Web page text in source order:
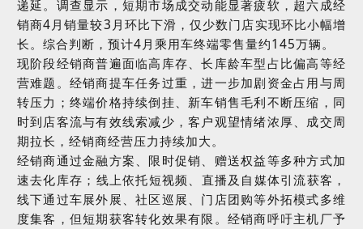
递延。调查显示，短期市场成交动能显著疲软，超六成经
销商4月销量较3月环比下滑，仅少数门店实现环比小幅增
长。综合判断，预计4月乘用车终端零售量约145万辆。
现阶段经销商普遍面临高库存、长库龄车型占比偏高等经
营难题。经销商提车任务过重，进一步加剧资金占用与周
转压力；终端价格持续倒挂、新车销售毛利不断压缩，同
时到店客流与有效线索减少，客户观望情绪浓厚、成交周
期拉长，经销商经营压力持续加大。
经销商通过金融方案、限时促销、赠送权益等多种方式加
速去化库存 ；线上依托短视频、直播及自媒体引流获客，
线下通过车展外展、社区巡展、门店团购等外拓模式多维
度集客，但短期获客转化效果有限。经销商呼吁主机厂予